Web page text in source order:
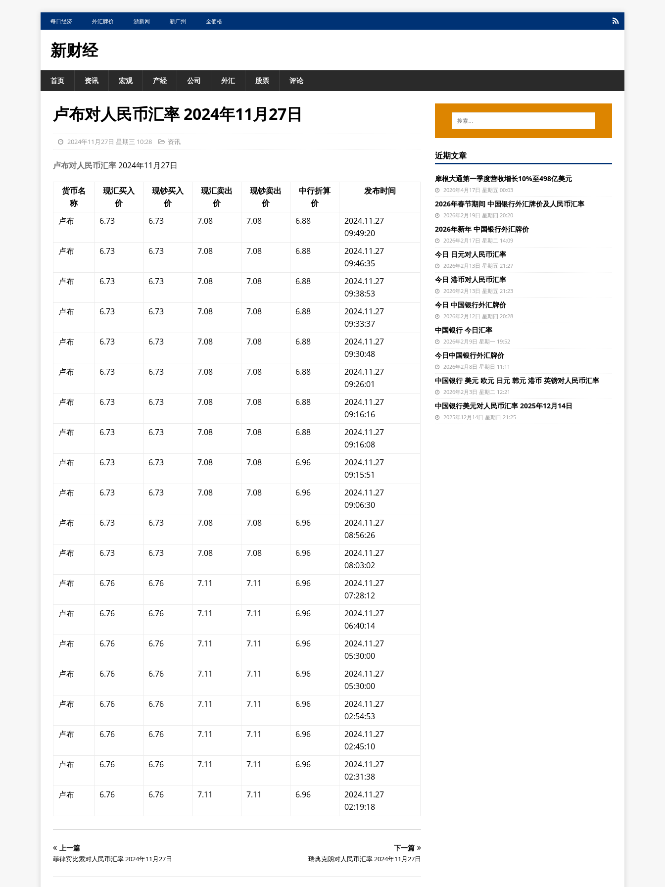
每日经济 外汇牌价 浙新网 新广州 金価格
新财经
首页 资讯 宏观 产经 公司 外汇 股票 评论
卢布对人民币汇率 2024年11月27日
2024年11月27日 星期三 10:28 资讯
卢布对人民币汇率2024年11月27日
货币名
称
现汇买入
价
现钞买入
价
现汇卖出
价
现钞卖出
价
中行折算
价
发布时间
卢布 6.73 6.73 7.08 7.08 6.88
2024.11.27
09:49:20
卢布
6.73 6.73 7.08 7.08 6.88
2024.11.27
09:46:35
卢布
6.73 6.73 7.08 7.08 6.88
2024.11.27
09:38:53
卢布
6.73 6.73 7.08 7.08 6.88
2024.11.27
09:33:37
卢布
6.73 6.73 7.08 7.08 6.88
2024.11.27
09:30:48
卢布
6.73 6.73 7.08 7.08 6.88
2024.11.27
09:26:01
卢布
6.73 6.73 7.08 7.08 6.88
2024.11.27
09:16:16
卢布
6.73 6.73 7.08 7.08 6.88
2024.11.27
09:16:08
卢布
6.73 6.73 7.08 7.08 6.96
2024.11.27
09:15:51
卢布
6.73 6.73 7.08 7.08 6.96
2024.11.27
09:06:30
卢布
6.73 6.73 7.08 7.08 6.96
2024.11.27
08:56:26
卢布
6.73 6.73 7.08 7.08 6.96
2024.11.27
08:03:02
卢布
6.76 6.76 7.11 7.11 6.96
2024.11.27
07:28:12
卢布
6.76 6.76 7.11 7.11 6.96
2024.11.27
06:40:14
卢布
6.76 6.76 7.11 7.11 6.96
2024.11.27
05:30:00
卢布
6.76 6.76 7.11 7.11 6.96
2024.11.27
05:30:00
卢布
6.76 6.76 7.11 7.11 6.96
2024.11.27
02:54:53
卢布
6.76 6.76 7.11 7.11 6.96
2024.11.27
02:45:10
卢布
6.76 6.76 7.11 7.11 6.96
2024.11.27
02:31:38
卢布
6.76 6.76 7.11 7.11 6.96
2024.11.27
02:19:18
上一篇
菲律宾比索对人民币汇率 2024年11月27日
下一篇
瑞典克朗对人民币汇率 2024年11月27日
近期文章
摩根大通第一季度营收增长10%至498亿美元
2026年4月17日 星期五 00:03
2026年春节期间 中国银行外汇牌价及人民币汇率
2026年2月19日 星期四 20:20
2026年新年 中国银行外汇牌价
2026年2月17日 星期二 14:09
今日 日元对人民币汇率
2026年2月13日 星期五 21:27
今日 港币对人民币汇率
2026年2月13日 星期五 21:23
今日 中国银行外汇牌价
2026年2月12日 星期四 20:28
中国银行 今日汇率
2026年2月9日 星期一 19:52
今日中国银行外汇牌价
2026年2月8日 星期日 11:11
中国银行 美元 欧元 日元 韩元 港币 英镑对人民币汇率
2026年2月3日 星期二 12:21
中国银行美元对人民币汇率 2025年12月14日
2025年12月14日 星期日 21:25